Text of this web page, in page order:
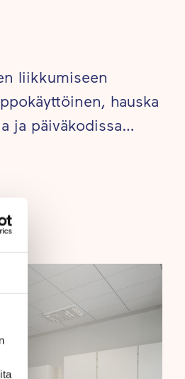
liikkumiseen
hauska
ja päiväkodissa…